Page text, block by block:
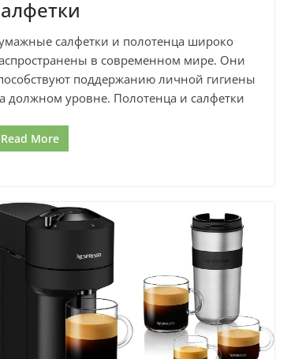
салфетки и полотенца широко
в современном мире. Они
поддержанию личной гигиены
должном уровне. Полотенца и салфетки
Read More